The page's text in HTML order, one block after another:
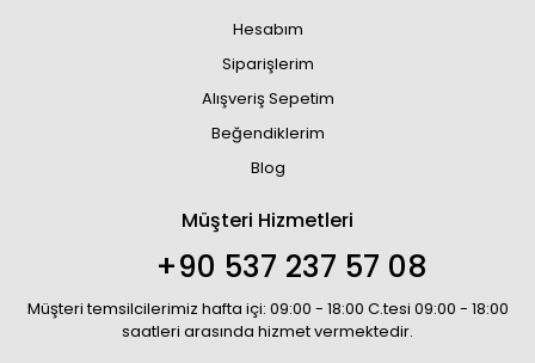
Hesabım
Siparişlerim
Alışveriş Sepetim
Beğendiklerim
Blog
Müşteri Hizmetleri
+90 537 237 57 08
Müşteri temsilcilerimiz hafta içi: 09:00 - 18:00 C.tesi 09:00 - 18:00
saatleri arasında hizmet vermektedir.